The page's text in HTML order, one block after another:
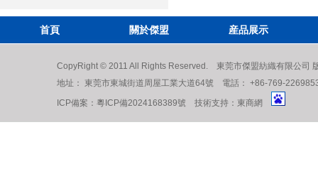
首頁 關於傑盟 産品展示
CopyRight © 2011 All Rights Reserved. 東莞市傑盟紡織有限公司
地址： 東莞市東城街道周屋工業大道64號 電話： +86-769-
ICP備案： 粵ICP備2024168389號 技術支持： 東商網